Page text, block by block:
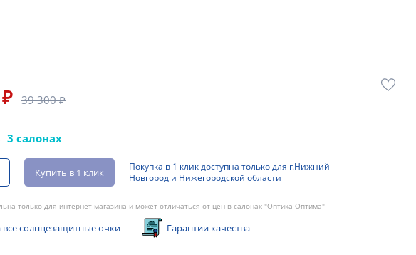
39 300 ₽
3 салонах
Купить в 1 клик
Покупка в 1 клик доступна только для г.Нижний
Новгород и Нижегородской области
только для интернет-магазина и может отличаться от цен в салонах "Оптика Оптима"
все солнцезащитные очки Гарантии качества